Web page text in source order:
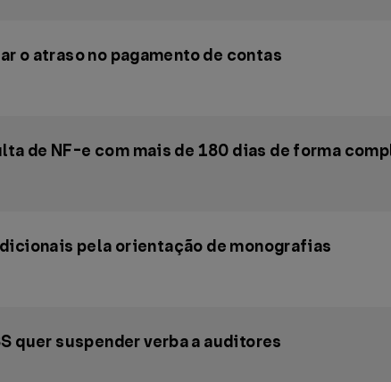
o atraso no pagamento de contas
de NF-e com mais de 180 dias de forma
pela orientação de monografias
quer suspender verba a auditores